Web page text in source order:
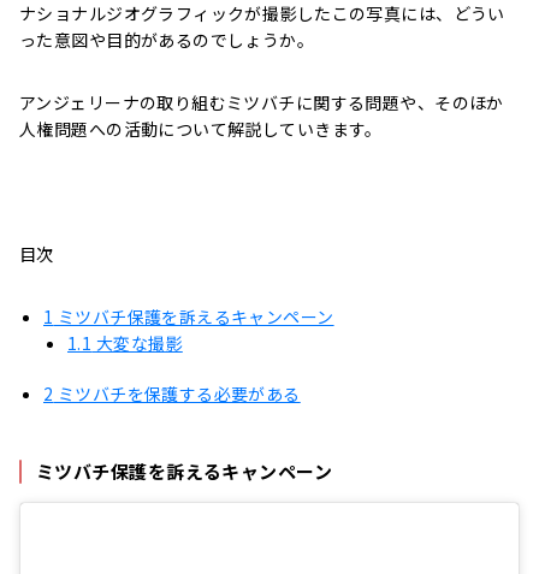
ナショナルジオグラフィックが撮影したこの写真には、どうい
った意図や目的があるのでしょうか。
アンジェリーナの取り組むミツバチに関する問題や、そのほか
人権問題への活動について解説していきます。
目次
1 ミツバチ保護を訴えるキャンペーン
1.1 大変な撮影
2 ミツバチを保護する必要がある
ミツバチ保護を訴えるキャンペーン